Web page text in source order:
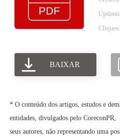
BAIXAR
* O conteúdo dos artigos, estudos e
entidades, divulgados pelo
seus autores, não representando uma